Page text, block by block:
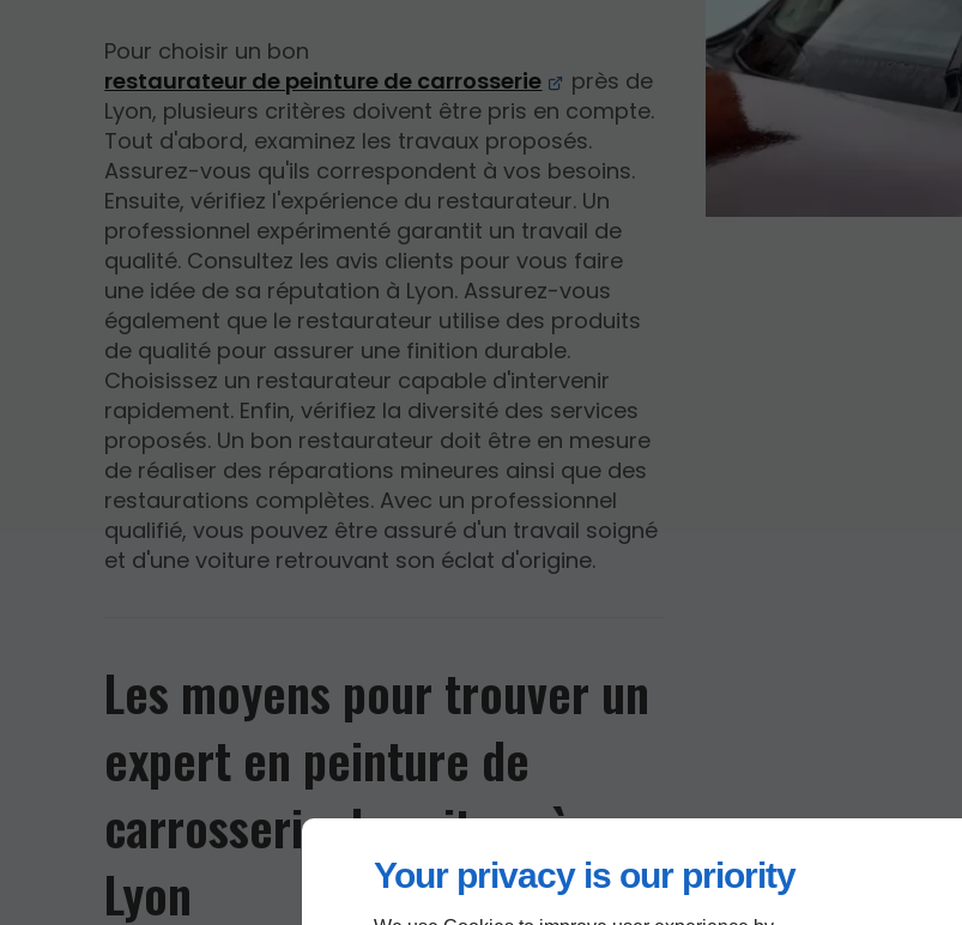
Your privacy is our priority
Pour choisir un bon
restaurateur de peinture de carrosserie
près de
Lyon, plusieurs critères doivent être pris en compte.
Tout d'abord, examinez les travaux proposés.
Assurez-vous qu'ils correspondent à vos besoins.
Ensuite, vérifiez l'expérience du restaurateur. Un
professionnel expérimenté garantit un travail de
qualité. Consultez les avis clients pour vous faire
une idée de sa réputation à Lyon. Assurez-vous
également que le restaurateur utilise des produits
de qualité pour assurer une finition durable.
Choisissez un restaurateur capable d'intervenir
rapidement. Enfin, vérifiez la diversité des services
proposés. Un bon restaurateur doit être en mesure
de réaliser des réparations mineures ainsi que des
restaurations complètes. Avec un professionnel
qualifié, vous pouvez être assuré d'un travail soigné
et d'une voiture retrouvant son éclat d'origine.
Les moyens pour trouver un
expert en peinture de
carrosserie de voiture à
Lyon